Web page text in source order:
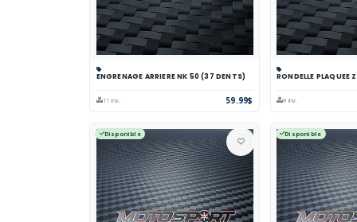
Panier Comparer Voir
ENGRENAGE ARRIERE NK 50 (37 DENTS)
11 inv. 59.99$
Panier
RONDELLE PLAQUEE
9 inv.
Disponible Disponible